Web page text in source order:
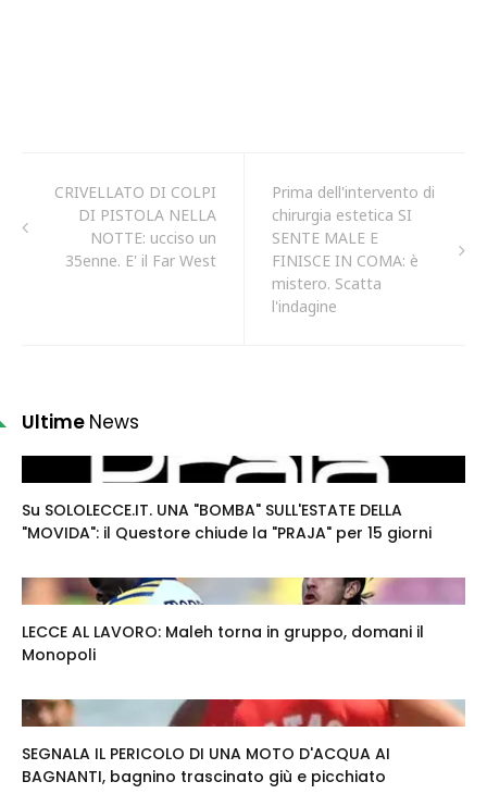
CRIVELLATO DI COLPI
DI PISTOLA NELLA
NOTTE: ucciso un
35enne. E' il Far West
Prima dell'intervento di
chirurgia estetica SI
SENTE MALE E
FINISCE IN COMA: è
mistero. Scatta
l'indagine
Ultime News
Su SOLOLECCE.IT. UNA "BOMBA" SULL'ESTATE DELLA
"MOVIDA": il Questore chiude la "PRAJA" per 15 giorni
LECCE AL LAVORO: Maleh torna in gruppo, domani il
Monopoli
SEGNALA IL PERICOLO DI UNA MOTO D'ACQUA AI
BAGNANTI, bagnino trascinato giù e picchiato